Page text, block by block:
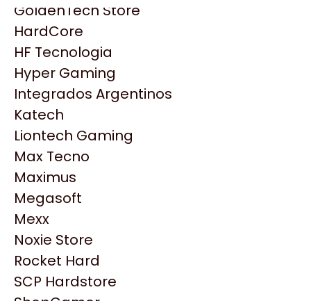
HP
HyperX
INNO3D
Intel
Kingston
Lenovo
Logitech
MSI
NVIDIA GeForce
NZXT
PNY
Palit
Philips
PowerColor
GoldenTech Store
HardCore
HF Tecnologia
Hyper Gaming
Integrados Argentinos
Katech
Liontech Gaming
Max Tecno
Maximus
Megasoft
Mexx
Noxie Store
Rocket Hard
SCP Hardstore
Productos
Similares
Explorá más productos similares